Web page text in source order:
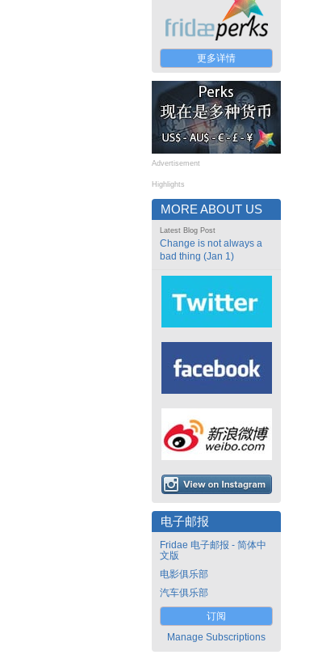
更多详情
Advertisement
Highlights
MORE ABOUT US
Latest Blog Post
Change is not always a
bad thing (Jan 1)
电子邮报
Fridae 电子邮报 - 简体中
文版
电影俱乐部
汽车俱乐部
订阅
Manage Subscriptions